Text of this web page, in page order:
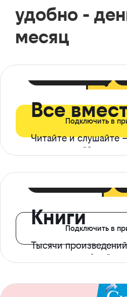
удобно -
месяц
Все
Читайте и слушайте
ограничений*
Подключить в
Книги
Тысячи произведений
с доступом офлайн
Подключить в